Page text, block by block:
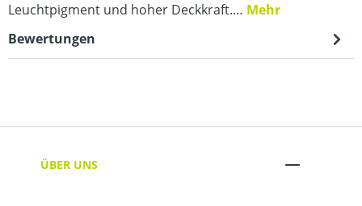
Leuchtpigment und hoher Deckkraft.… Mehr
Bewertungen
ÜBER UNS